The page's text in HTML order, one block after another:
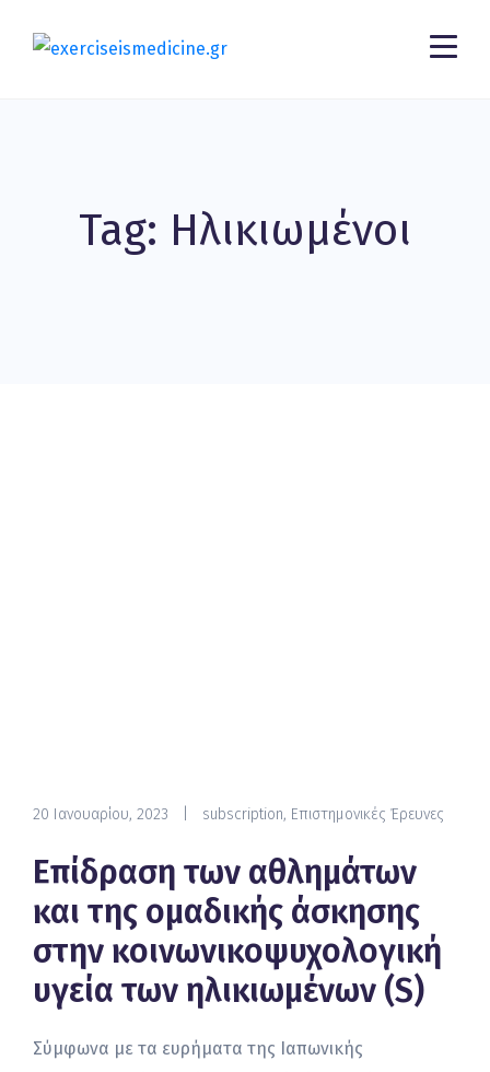
Tag: Ηλικιωμένοι
20 Ιανουαρίου, 2023 subscription, Επιστημονικές Έρευνες
Επίδραση των αθλημάτων
και της ομαδικής άσκησης
στην κοινωνικοψυχολογική
υγεία των ηλικιωμένων (S)
Σύμφωνα με τα ευρήματα της Ιαπωνικής